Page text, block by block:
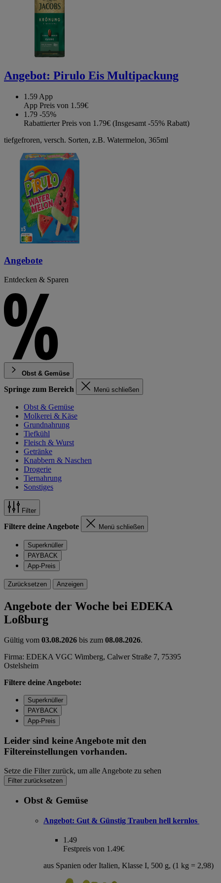
Angebot: Pirulo Eis Multipackung
1.59 App
App Preis von 1.59€
1.79 -55%
Rabattierter Preis von 1.79€ (Insgesamt -55% Rabatt)
tiefgefroren, versch. Sorten, z.B. Watermelon, 365ml
Angebote
Entdecken & Sparen
Obst & Gemüse
Springe zum Bereich Menü schließen
Obst & Gemüse
Molkerei & Käse
Grundnahrung
Tiefkühl
Fleisch & Wurst
Getränke
Knabbern & Naschen
Drogerie
Tiernahrung
Sonstiges
Filter
Filtere deine Angebote Menü schließen
Superknüller
PAYBACK
App-Preis
Zurücksetzen Anzeigen
Angebote der Woche bei EDEKA
Loßburg
Gültig vom 03.08.2026 bis zum 08.08.2026.
Firma: EDEKA VGC Wimberg, Calwer Straße 7, 75395
Ostelsheim
Filtere deine Angebote:
Superknüller
PAYBACK
App-Preis
Leider sind keine Angebote mit den
Filtereinstellungen vorhanden.
Setze die Filter zurück, um alle Angebote zu sehen
Filter zurücksetzen
Obst & Gemüse
Angebot: Gut & Günstig Trauben hell kernlos
1.49
Festpreis von 1.49€
aus Spanien oder Italien, Klasse I, 500 g, (1 kg = 2,98)